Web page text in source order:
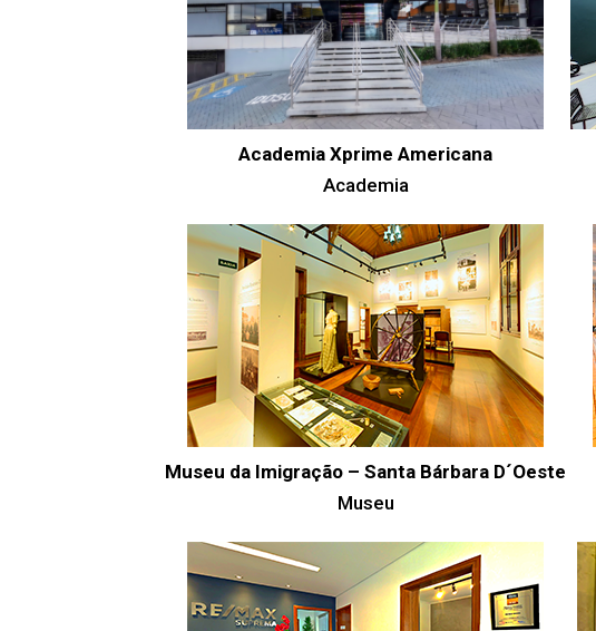
Academia Xprime Americana
Academia
Museu da Imigração – Santa Bárbara D´Oeste
Museu